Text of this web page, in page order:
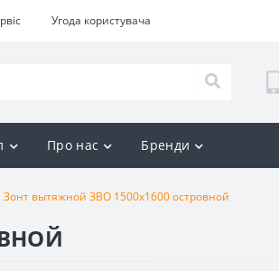
Угода користувача
Про нас Бренди
Зонт вытяжной ЗВО 1500x1600 островной